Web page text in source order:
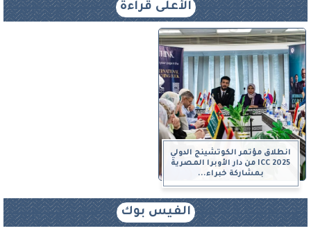
الأعلى قراءة
انطلاق مؤتمر الكوتشينج الدولي
ICC 2025 من دار الأوبرا المصرية
بمشاركة خبراء...
الفيس بوك